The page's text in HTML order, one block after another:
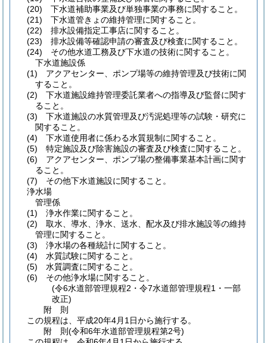
(20) 下水道補助事業及び単独事業の事務に関すること。
(21) 下水道管きょの維持管理に関すること。
(22) 排水設備指定工事店に関すること。
(23) 排水設備等確認申請の審査及び検査に関すること。
(24) その他水道工務及び下水道の技術に関すること。
下水道施設係
(1) アクアセンター、ポンプ場等の維持管理及び技術に関
すること。
(2) 下水道施設維持管理委託業者への指導及び監督に関す
ること。
(3) 下水道施設の水質管理及び汚泥処理等の試験・研究に
関すること。
(4) 下水道使用者に係わる水質規制に関すること。
(5) 特定施設及び除害施設の審査及び検査に関すること。
(6) アクアセンター、ポンプ場の整備事業基本計画に関す
ること。
(7) その他下水道施設に関すること。
浄水場
管理係
(1) 浄水作業に関すること。
(2) 取水、導水、浄水、送水、配水及び排水施設等の維持
管理に関すること。
(3) 浄水場の各種統計に関すること。
(4) 水質試験に関すること。
(5) 水質調査に関すること。
(6) その他浄水場に関すること。
(令6水道部管理規程2・令7水道部管理規程1・一部
改正)
附 則
この規程は、平成20年4月1日から施行する。
附 則(令和6年水道部管理規程第2号)